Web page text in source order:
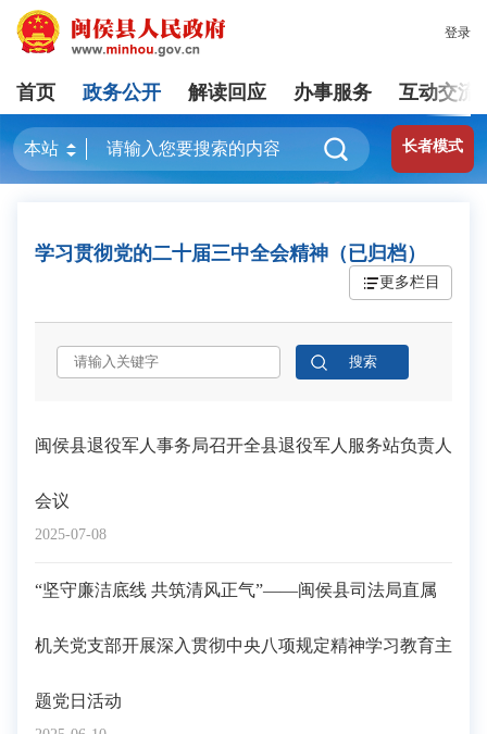
登录
首页 政务公开 解读回应 办事服务 互动交流
长者模式
学习贯彻党的二十届三中全会精神（已归档）
更多栏目
2025-07-08
闽侯县退役军人事务局召开全县退役军人服务站负责人
会议
“坚守廉洁底线 共筑清风正气”——闽侯县司法局直属
机关党支部开展深入贯彻中央八项规定精神学习教育主
题党日活动